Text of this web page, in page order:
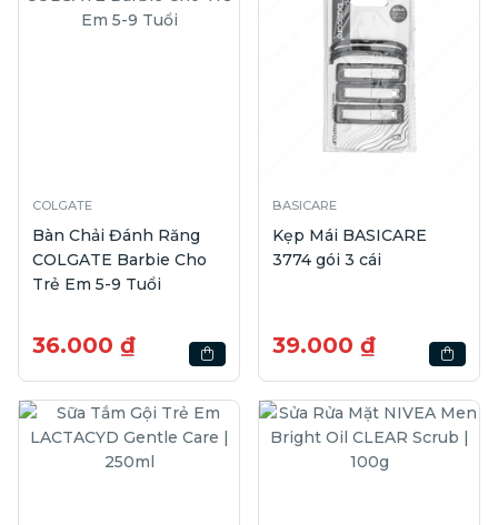
COLGATE
Bàn Chải Đánh Răng
COLGATE Barbie Cho
Trẻ Em 5-9 Tuổi
36.000 ₫
BASICARE
Kẹp Mái BASICARE
3774 gói 3 cái
39.000 ₫